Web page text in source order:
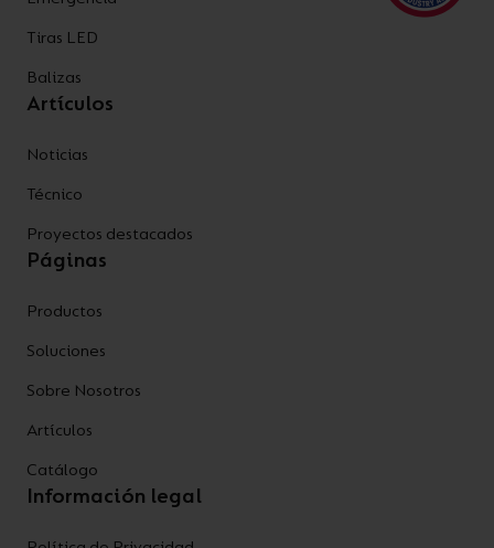
Tiras LED
Balizas
Artículos
Noticias
Técnico
Proyectos destacados
Páginas
Productos
Soluciones
Sobre Nosotros
Artículos
Catálogo
Información legal